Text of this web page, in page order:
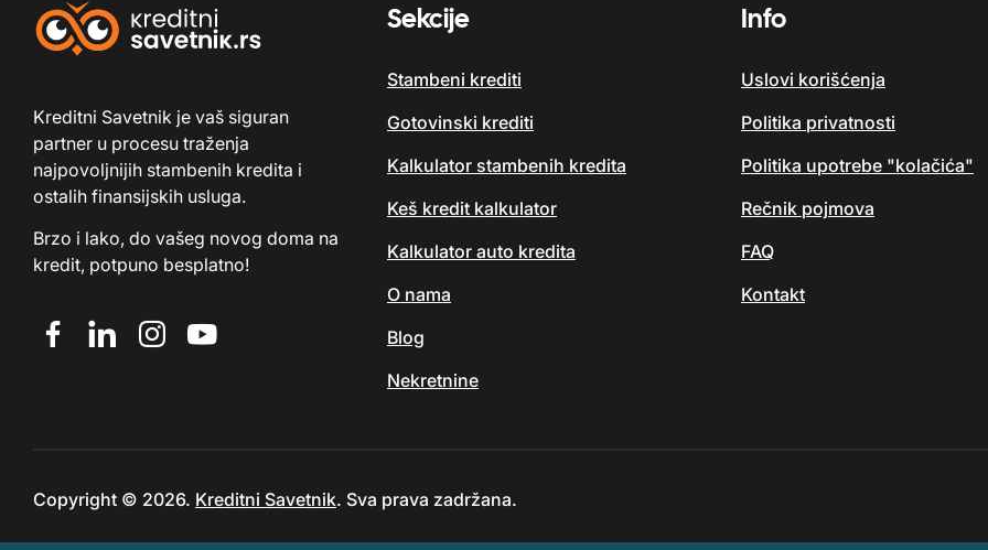
Kreditni Savetnik je vaš siguran
partner u procesu traženja
najpovoljnijih stambenih kredita i
ostalih finansijskih usluga.
Brzo i lako, do vašeg novog doma na
kredit, potpuno besplatno!
Sekcije
Stambeni krediti
Gotovinski krediti
Kalkulator stambenih kredita
Keš kredit kalkulator
Kalkulator auto kredita
O nama
Blog
Nekretnine
Info
Uslovi korišćenja
Politika privatnosti
Politika upotrebe "kolačića"
Rečnik pojmova
FAQ
Kontakt
Copyright © 2026. Kreditni Savetnik. Sva prava zadržana.